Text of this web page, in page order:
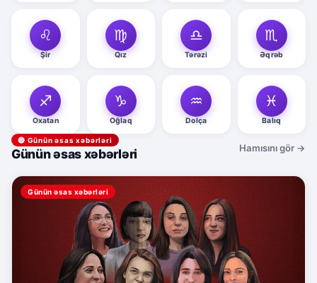
♌
Şir
♍
Qız
♎
Tərəzi
♏
Əqrəb
♐
Oxatan
♑
Oğlaq
♒
Dolça
♓
Balıq
🔴 Günün əsas xəbərləri
Günün əsas xəbərləri Hamısını gör →
Günün əsas xəbərləri